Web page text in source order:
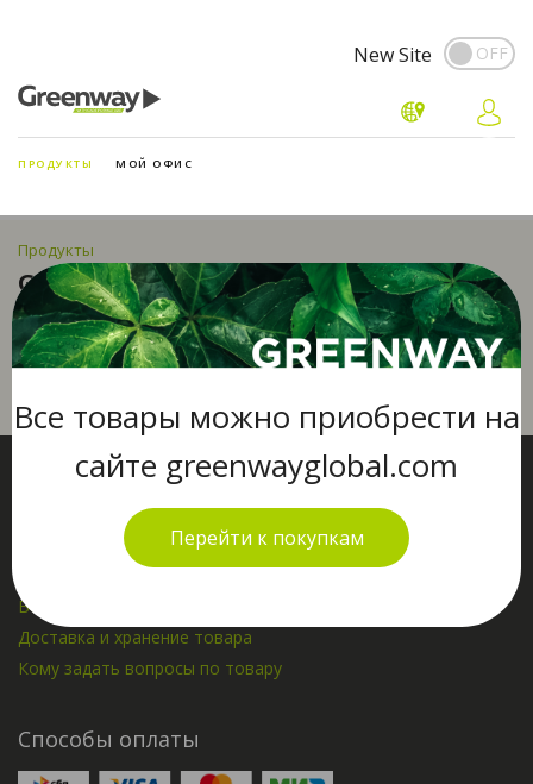
New Site
ПРОДУКТЫ МОЙ ОФИС
Продукты
GREEN AIR
Все товары можно приобрести на
сайте greenwayglobal.com
Перейти к покупкам
Сервис
Оферта Greenway Маркетов
Политика конфиденциальности
Greenway Маркетов
Возврат денежных средств за товар
Доставка и хранение товара
Кому задать вопросы по товару
Способы оплаты